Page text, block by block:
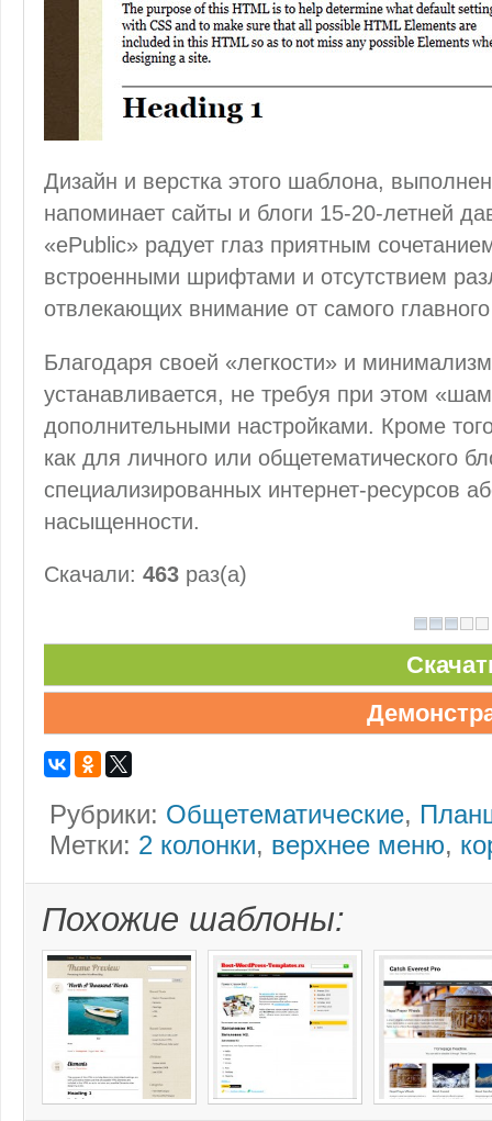
Дизайн и верстка этого шаблона,
напоминает сайты и блоги 15-20-летней
«ePublic» радует глаз приятным
встроенными шрифтами и отсутствием
отвлекающих внимание от самого
Благодаря своей «легкости» и
устанавливается, не требуя при этом
дополнительными настройками. Кроме
как для личного или общетематического
специализированных интернет-ресурсов
насыщенности.
Скачали: 463 раз(а)
Рубрики: Общетематические,
Метки: 2 колонки, верхнее меню,
Похожие шаблоны: